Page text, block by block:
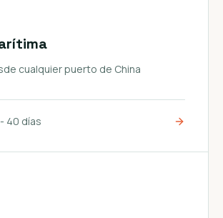
cualquier puerto de China
40 días